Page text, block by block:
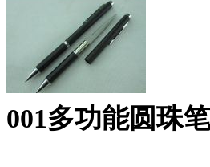
001多功能圆珠